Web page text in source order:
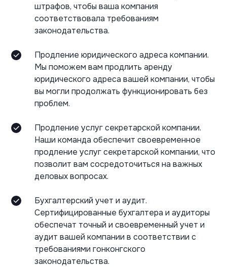
штрафов, чтобы ваша компания
соответствовала требованиям
законодательства.
Продление юридического адреса компании.
Мы поможем вам продлить аренду
юридического адреса вашей компании, чтобы
вы могли продолжать функционировать без
проблем.
Продление услуг секретарской компании.
Наши команда обеспечит своевременное
продление услуг секретарской компании, что
позволит вам сосредоточиться на важных
деловых вопросах.
Бухгалтерский учет и аудит.
Сертифицированные бухгалтера и аудиторы
обеспечат точный и своевременный учет и
аудит вашей компании в соответствии с
требованиями гонконгского
законодательства.